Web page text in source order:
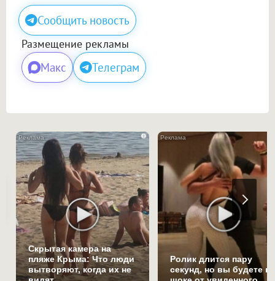
Сообщить новость
Размещение рекламы
Макс Телеграм
i
Скрытая камера на
пляже Крыма: Что люди
вытворяют, когда их не
Ролик длится пару
секунд, но вы будете в